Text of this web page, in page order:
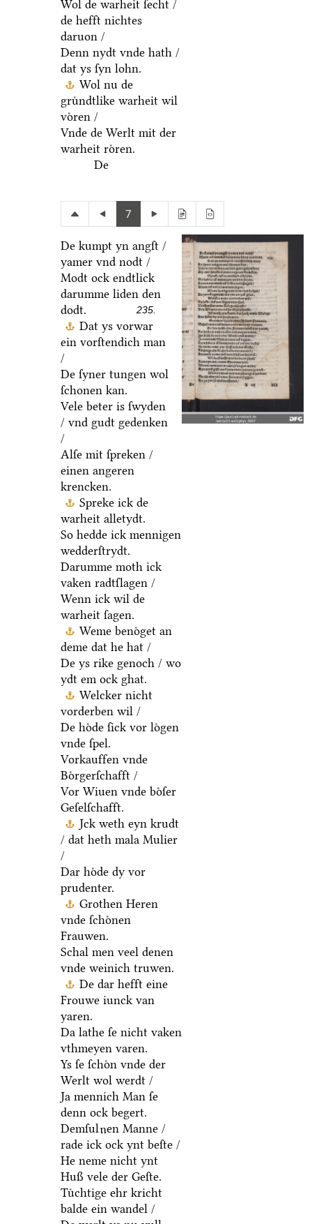
Wol de warheit ſecht /
de hefft nichtes
daruon /
Denn nydt vnde hath /
dat ys ſyn lohn.
Wol nu de
gruͤndtlike warheit wil
voͤren /
Vnde de Werlt mit der
warheit roͤren.
De
7
De kumpt yn angſt /
yamer vnd nodt /
Modt ock endtlick
darumme liden den
dodt.
235.
Dat ys vorwar
ein vorſtendich man
/
De ſyner tungen wol
ſchonen kan.
Vele beter is ſwyden
/ vnd gudt gedenken
/
Alſe mit ſpreken /
einen angeren
krencken.
Spreke ick de
warheit alletydt.
So hedde ick mennigen
wedderſtrydt.
Darumme moth ick
vaken radtſlagen /
Wenn ick wil de
warheit ſagen.
Weme benoͤget an
deme dat he hat /
De ys rike genoch / wo
ydt em ock ghat.
Welcker nicht
vorderben wil /
De hoͤde ſick vor loͤgen
vnde ſpel.
Vorkauffen vnde
Boͤrgerſchafft /
Vor Wiuen vnde boͤſer
Geſelſchafft.
Jck weth eyn krudt
/ dat heth mala Mulier
/
Dar hoͤde dy vor
prudenter.
Grothen Heren
vnde ſchoͤnen
Frauwen.
Schal men veel denen
vnde weinich truwen.
De dar hefft eine
Frouwe iunck van
yaren.
Da lathe ſe nicht vaken
vthmeyen varen.
Ys ſe ſchoͤn vnde der
Werlt wol werdt /
Ja mennich Man ſe
denn ock begert.
Demſuluen Manne /
rade ick ock ynt beſte /
He neme nicht ynt
Huß vele der Geſte.
Tuͤchtige ehr kricht
balde ein wandel /